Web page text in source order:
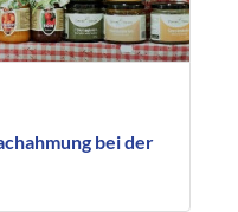
bei der